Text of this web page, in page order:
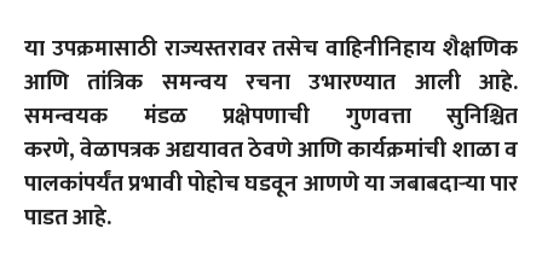
या उपक्रमासाठी राज्यस्तरावर तसेच वाहिनीनिहाय शैक्षणिक
आणि तांत्रिक समन्वय रचना उभारण्यात आली आहे.
समन्वयक मंडळ प्रक्षेपणाची गुणवत्ता सुनिश्चित
करणे, वेळापत्रक अद्ययावत ठेवणे आणि कार्यक्रमांची शाळा व
पालकांपर्यंत प्रभावी पोहोच घडवून आणणे या जबाबदाऱ्या पार
पाडत आहे.